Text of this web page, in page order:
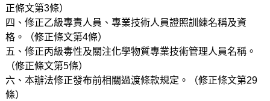
正條文第3條）
四、修正乙級專責人員、專業技術人員證照訓練名稱及資
格。（修正條文第4條）
五、修正丙級毒性及關注化學物質專業技術管理人員名稱。
（修正條文第5條）
六、本辦法修正發布前相關過渡條款規定。（修正條文第29
條）